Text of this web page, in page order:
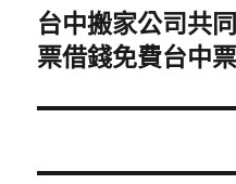
下
一
文
台中搬家公司共
票借錢免費台中